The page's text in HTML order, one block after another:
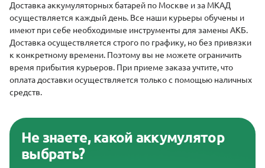
Доставка аккумуляторных батарей по Москве и за МКАД
осуществляется каждый день. Все наши курьеры обучены и
имеют при себе необходимые инструменты для замены АКБ.
Доставка осуществляется строго по графику, но без привязки
к конкретному времени. Поэтому вы не можете ограничить
время прибытия курьеров. При приеме заказа учтите, что
оплата доставки осуществляется только с помощью наличных
средств.
Не знаете, какой аккумулятор
выбрать?